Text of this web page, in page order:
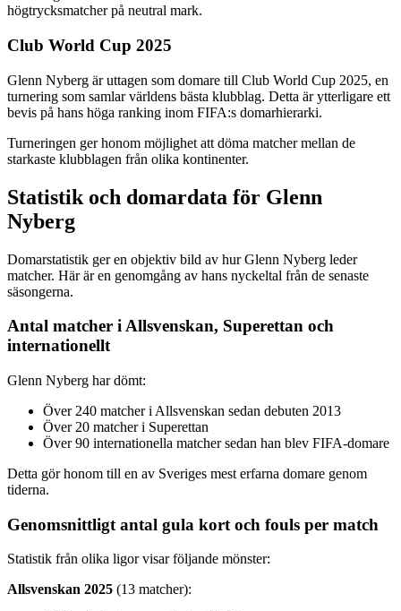
högtrycksmatcher på neutral mark.
Club World Cup 2025
Glenn Nyberg är uttagen som domare till Club World Cup 2025, en
turnering som samlar världens bästa klubblag. Detta är ytterligare ett
bevis på hans höga ranking inom FIFA:s domarhierarki.
Turneringen ger honom möjlighet att döma matcher mellan de
starkaste klubblagen från olika kontinenter.
Statistik och domardata för Glenn
Nyberg
Domarstatistik ger en objektiv bild av hur Glenn Nyberg leder
matcher. Här är en genomgång av hans nyckeltal från de senaste
säsongerna.
Antal matcher i Allsvenskan, Superettan och
internationellt
Glenn Nyberg har dömt:
Över 240 matcher i Allsvenskan sedan debuten 2013
Över 20 matcher i Superettan
Över 90 internationella matcher sedan han blev FIFA-domare
Detta gör honom till en av Sveriges mest erfarna domare genom
tiderna.
Genomsnittligt antal gula kort och fouls per match
Statistik från olika ligor visar följande mönster:
Allsvenskan 2025 (13 matcher):